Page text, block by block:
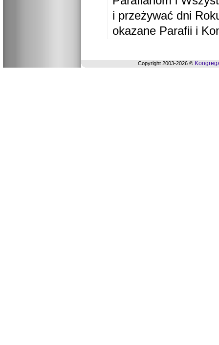
i przeżywać dni
okazane Parafii i
Copyright 2003-2026 ©